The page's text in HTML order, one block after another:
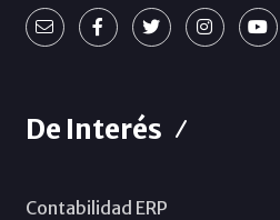
De Interés
Contabilidad ERP